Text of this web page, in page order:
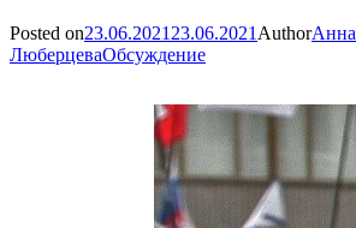
Posted on23.06.2021 23.06.2021 AuthorАнна
ЛюберцеваОбсуждение